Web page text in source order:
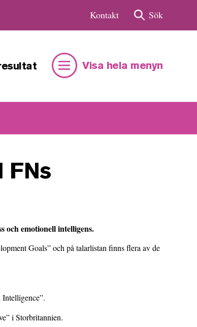
Kontakt Sök
Visa hela menyn
FNs
och emotionell intelligens.
Goals” och på talarlistan finns flera av de
i Storbritannien.